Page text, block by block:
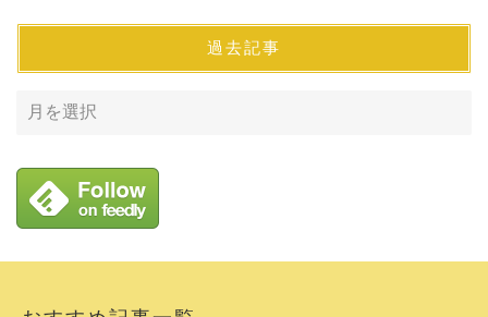
過去記事